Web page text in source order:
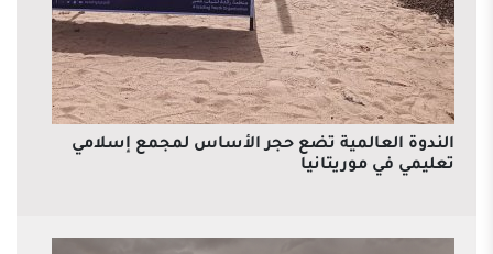
الندوة العالمية تضع حجر الأساس لمجمع إسلامي
تعليمي في موريتانيا